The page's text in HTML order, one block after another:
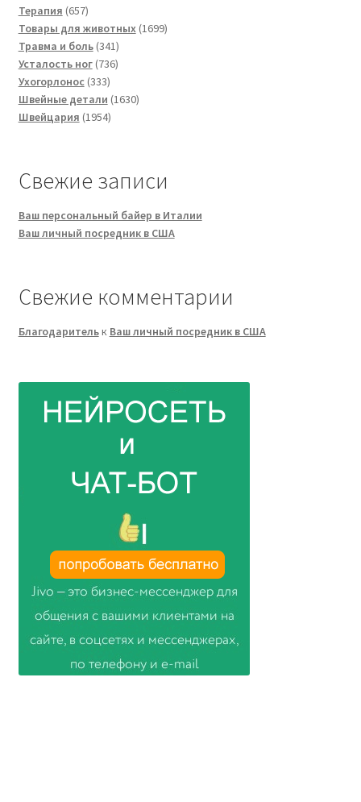
товаров
Терапия 657657
товаров
Товары для животных 16991699
Травма и боль 341341
товар
Усталость ног 736736
Ухогорлонос 333333
товара
Швейные детали 16301630
Швейцария 19541954
Свежие записи
Ваш персональный байер в Италии
Ваш личный посредник в США
Свежие комментарии
Благодарительк Ваш личный посредник в США